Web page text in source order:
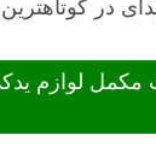
در
مکمل لوازم